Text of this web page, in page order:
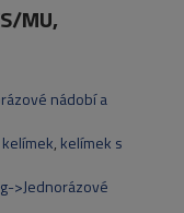
MU,
nádobí a
kelímek, kelímek s
>Jednorázové